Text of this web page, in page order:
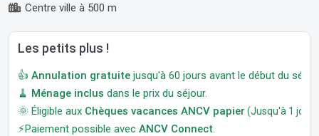
Centre ville à 500 m
Les petits plus !
👍 Annulation gratuite jusqu'à 60 jours avant le début du
🧹 Ménage inclus dans le prix du séjour.
🌞 Éligible aux Chèques vacances ANCV papier (Jusqu'à 1 jour
⚡Paiement possible avec ANCV Connect